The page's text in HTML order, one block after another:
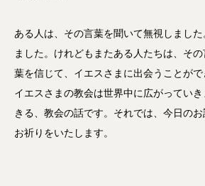
ある人は、その言葉を聞いて無視しまし
ました。けれどもまたある人たちは、そ
葉を信じて、イエスさまに出会うことがで
イエスさまの教会は世界中に広がってい
きる、教会の話です。それでは、今日のお
お祈りをいたします。